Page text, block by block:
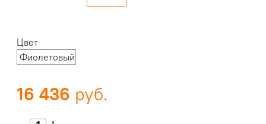
Цвет
Фиолетовый
16 436